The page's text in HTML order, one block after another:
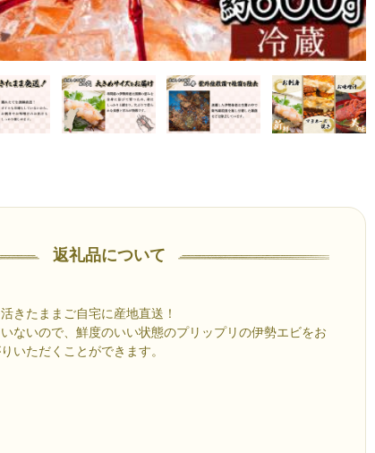
返礼品について
きたままご自宅に産地直送！
ないので、鮮度のいい状態のプリップリの伊勢エビをお
いただくことができます。